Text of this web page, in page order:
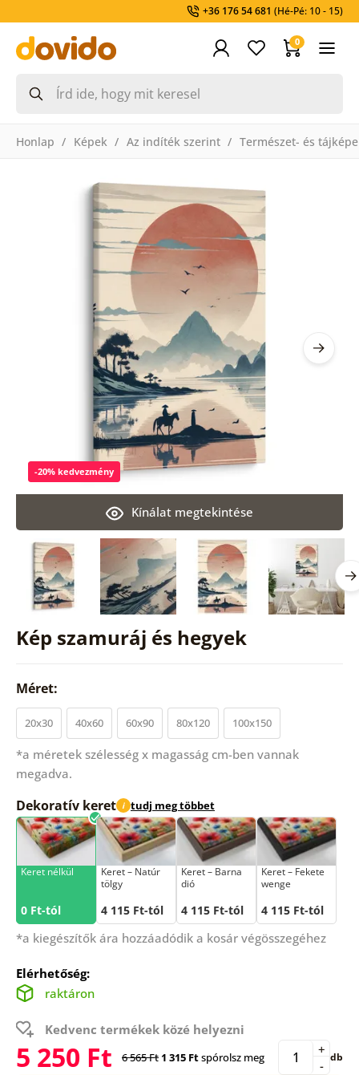
+36 176 54 681 (Hé-Pé: 10 - 15)
0
Honlap Képek Az indíték szerint Természet- és
Kép szamuráj és hegyek
Kínálat megtekintése
-20% kedvezmény
Méret:
20x30 40x60 60x90 80x120 100x150
*a méretek szélesség x magasság cm-ben vannak
megadva.
Dekoratív keret i tudj meg többet
Keret nélkül
0 Ft-tól
Keret – Natúr
tölgy
4 115 Ft-tól
Keret – Barna
dió
4 115 Ft-tól
Keret – Fekete
wenge
4 115 Ft-tól
*a kiegészítők ára hozzáadódik a kosár végösszegéhez
Elérhetőség:
raktáron
Kedvenc termékek közé helyezni
5 250 Ft 6 565 Ft 1 315 Ftspórolsz meg -
+ db